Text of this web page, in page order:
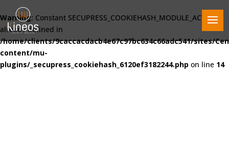
Warning: Constant SECUPRESS_COOKIEHASH_MODULE_ACTIVE
already defined in
/home/clients/9caccacdacb4e67c97bc634c66adc541/sites/
content/mu-
plugins/_secupress_cookiehash_6120ef3182244.php on line 14